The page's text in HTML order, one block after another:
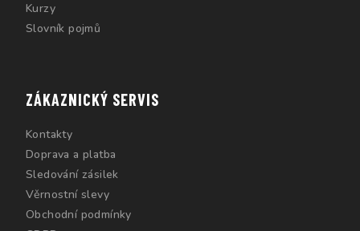
Kurzy
Slovník pojmů
ZÁKAZNICKÝ SERVIS
Kontakty
Doprava a platba
Sledování zásilek
Věrnostní slevy
Obchodní podmínky